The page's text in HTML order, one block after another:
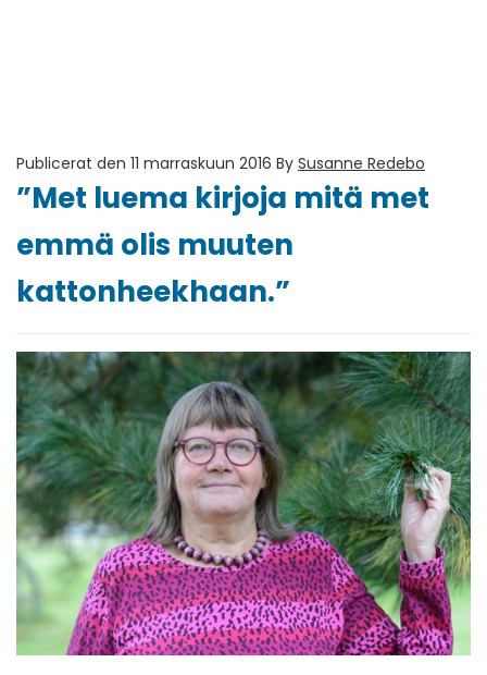
Publicerat den 11 marraskuun 2016 By Susanne Redebo
”Met luema kirjoja mitä met
emmä olis muuten
kattonheekhaan.”